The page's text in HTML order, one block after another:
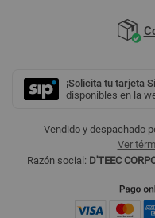
¡Solicita tu tarjeta
disponibles en la
Vendido y despachado
Ver
Razón social: D'TEEC